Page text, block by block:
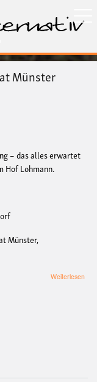
Münster
– das alles erwartet
Hof Lohmann.
Münster,
Weiterlesen